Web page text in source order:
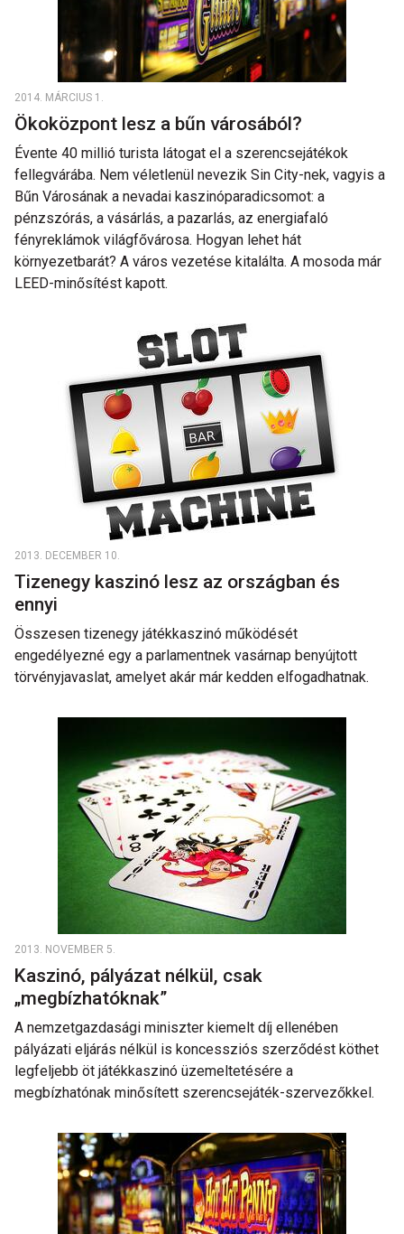
2014. MÁRCIUS 1.
Ökoközpont lesz a bűn városából?
Évente 40 millió turista látogat el a szerencsejátékok
fellegvárába. Nem véletlenül nevezik Sin City-nek, vagyis a
Bűn Városának a nevadai kaszinóparadicsomot: a
pénzszórás, a vásárlás, a pazarlás, az energiafaló
fényreklámok világfővárosa. Hogyan lehet hát
környezetbarát? A város vezetése kitalálta. A mosoda már
LEED-minősítést kapott.
2013. DECEMBER 10.
Tizenegy kaszinó lesz az országban és
ennyi
Összesen tizenegy játékkaszinó működését
engedélyezné egy a parlamentnek vasárnap benyújtott
törvényjavaslat, amelyet akár már kedden elfogadhatnak.
2013. NOVEMBER 5.
Kaszinó, pályázat nélkül, csak
„megbízhatóknak”
A nemzetgazdasági miniszter kiemelt díj ellenében
pályázati eljárás nélkül is koncessziós szerződést köthet
legfeljebb öt játékkaszinó üzemeltetésére a
megbízhatónak minősített szerencsejáték-szervezőkkel.